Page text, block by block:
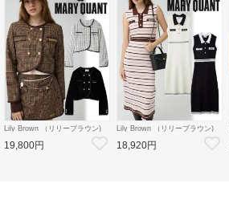
Lily Brown （リリーブラウン)
【LB×MARY QUANT】ダブル
ボタンジャケット 26秋冬
【LWFJ264100】ジャケット
19,800円
Lily Brown （リリーブラウン)
【LB×MARY QUANT】ポロニ
ットワンピース 26秋冬
【LWNO264110】フレアワンピ
18,920円